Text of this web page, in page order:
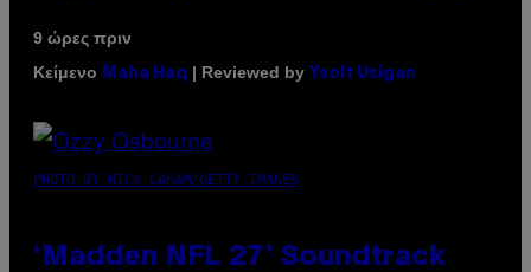
9 ώρες πριν
Κείμενο
Maha Haq | Reviewed by Ysolt Usigan
PHOTO BY NICK LAHAM/GETTY IMAGES
‘Madden NFL 27’ Soundtrack